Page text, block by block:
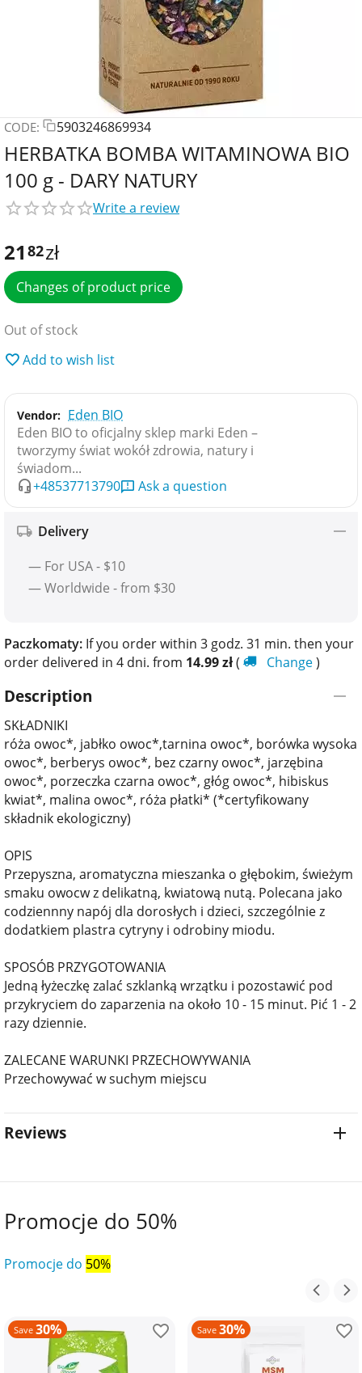
CODE: 5903246869934
HERBATKA BOMBA WITAMINOWA BIO
100 g - DARY NATURY
Write a review
21 82zł
Changes of product price
Out of stock
Add to wish list
Vendor: Eden BIO
Eden BIO to oficjalny sklep marki Eden –
tworzymy świat wokół zdrowia, natury i
świadom...
+48537713790
Ask a question
Delivery
— For USA - $10
— Worldwide - from $30
Paczkomaty: If you order within 3 godz. 31 min. then your
order delivered in 4 dni. from 14.99zł( Change)
Description
SKŁADNIKI
róża owoc*, jabłko owoc*,tarnina owoc*, borówka wysoka
owoc*, berberys owoc*, bez czarny owoc*, jarzębina
owoc*, porzeczka czarna owoc*, głóg owoc*, hibiskus
kwiat*, malina owoc*, róża płatki* (*certyfikowany
składnik ekologiczny)
OPIS
Przepyszna, aromatyczna mieszanka o głębokim, świeżym
smaku owocw z delikatną, kwiatową nutą. Polecana jako
codziennny napój dla dorosłych i dzieci, szczególnie z
dodatkiem plastra cytryny i odrobiny miodu.
SPOSÓB PRZYGOTOWANIA
Jedną łyżeczkę zalać szklanką wrzątku i pozostawić pod
przykryciem do zaparzenia na około 10 - 15 minut. Pić 1 - 2
razy dziennie.
ZALECANE WARUNKI PRZECHOWYWANIA
Przechowywać w suchym miejscu
Reviews
Promocje do 50%
Promocje do 50%
Save 30% Save 30%